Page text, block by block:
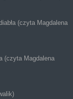
(czyta Magdalena
(czyta Magdalena